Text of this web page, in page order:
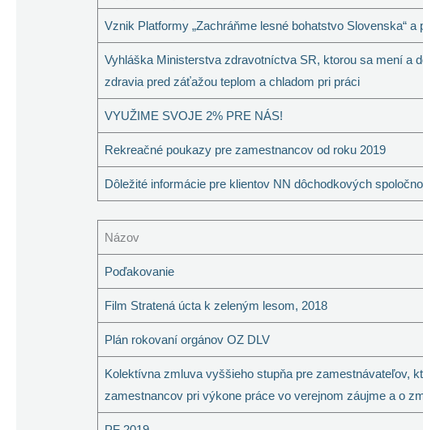
Vznik Platformy „Zachráňme lesné bohatstvo Slovenska“
Vyhláška Ministerstva zdravotníctva SR, ktorou sa mení a
zdravia pred záťažou teplom a chladom pri práci
VYUŽIME SVOJE 2% PRE NÁS!
Rekreačné poukazy pre zamestnancov od roku 2019
Dôležité informácie pre klientov NN dôchodkových
Názov
Poďakovanie
Film Stratená úcta k zeleným lesom, 2018
Plán rokovaní orgánov OZ DLV
Kolektívna zmluva vyššieho stupňa pre zamestnávateľov,
zamestnancov pri výkone práce vo verejnom záujme a o